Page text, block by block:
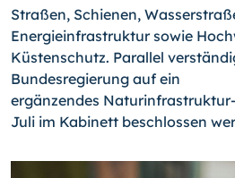
Straßen, Schienen,
Energieinfrastruktur sowie
Küstenschutz. Parallel
Bundesregierung auf ein
ergänzendes
Juli im Kabinett beschlossen